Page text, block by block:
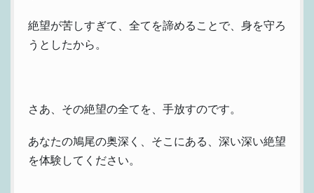
絶望が苦しすぎて、全てを諦めることで、身を守ろ
うとしたから。
さあ、その絶望の全てを、手放すのです。
あなたの鳩尾の奥深く、そこにある、深い深い絶望
を体験してください。